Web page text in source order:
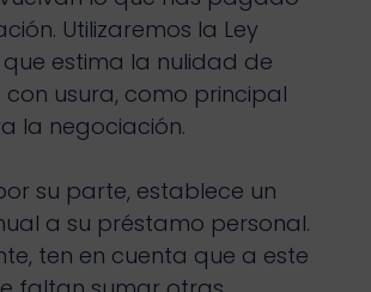
Utilizaremos la Ley
estima la nulidad de
usura, como principal
la negociación.
su parte, establece un
a su préstamo personal.
ten en cuenta que a este